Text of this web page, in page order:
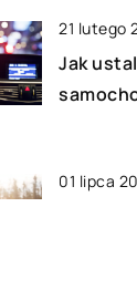
21 lutego
Jak
01 lipca